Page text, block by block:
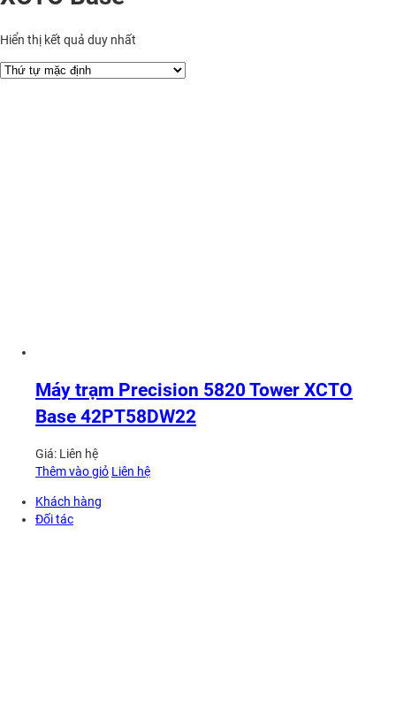
Hiển thị kết quả duy nhất
Máy trạm Precision 5820 Tower XCTO
Base 42PT58DW22
Giá: Liên hệ
Thêm vào giỏ Liên hệ
Khách hàng
Đối tác